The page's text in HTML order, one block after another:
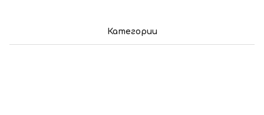
Категории